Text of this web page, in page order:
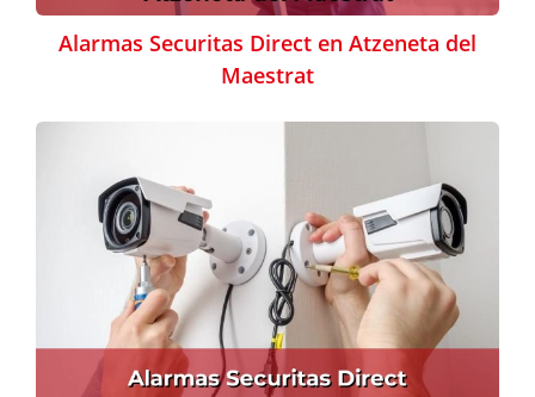
Alarmas Securitas Direct en Atzeneta del
Maestrat